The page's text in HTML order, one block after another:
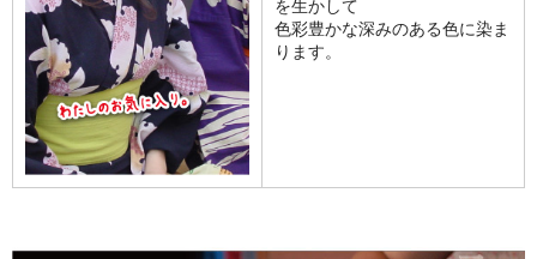
を生かして
色彩豊かな深みのある色に染ま
ります。